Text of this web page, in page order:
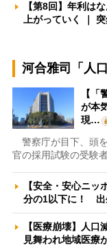
【第8回】年利は
上がっていく ｜
河合雅司「人
【
が本
現…
警察庁が目下、頭
官の採用試験の受験
【安全・安心ニ
分の1以下に！
【医療崩壊】人
見舞われ地域医